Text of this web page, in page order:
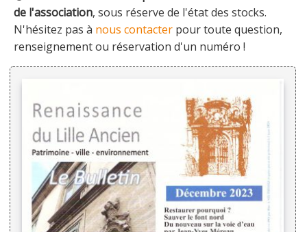
de l'association, sous réserve de l'état des stocks.
N'hésitez pas à nous contacter pour toute question,
renseignement ou réservation d'un numéro !